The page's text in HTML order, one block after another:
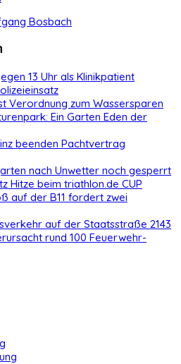
13 Uhr als Klinikpatient
Verordnung zum Wassersparen
Ein Garten Eden der
beenden Pachtvertrag
nach Unwetter noch gesperrt
Hitze beim triathlon.de CUP
auf der B11 fordert zwei
auf der Staatsstraße 2143
rund 100 Feuerwehr-